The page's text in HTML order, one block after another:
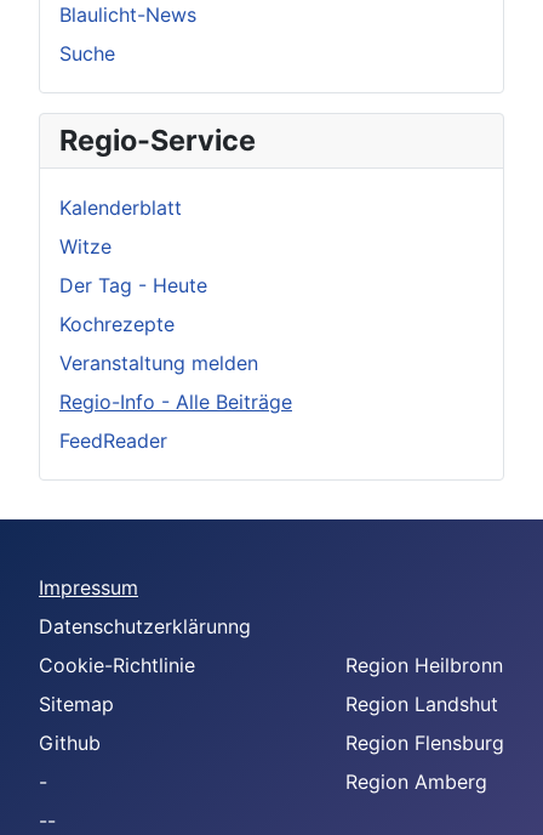
Blaulicht-News
Suche
Regio-Service
Kalenderblatt
Witze
Der Tag - Heute
Kochrezepte
Veranstaltung melden
Regio-Info - Alle Beiträge
FeedReader
Impressum
Datenschutzerklärunng
Cookie-Richtlinie
Sitemap
Github
-
--
Region Heilbronn
Region Landshut
Region Flensburg
Region Amberg